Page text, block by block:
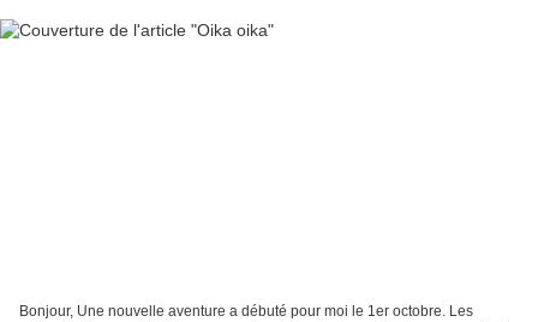
Bonjour, Une nouvelle aventure a débuté pour moi le 1er octobre. Les